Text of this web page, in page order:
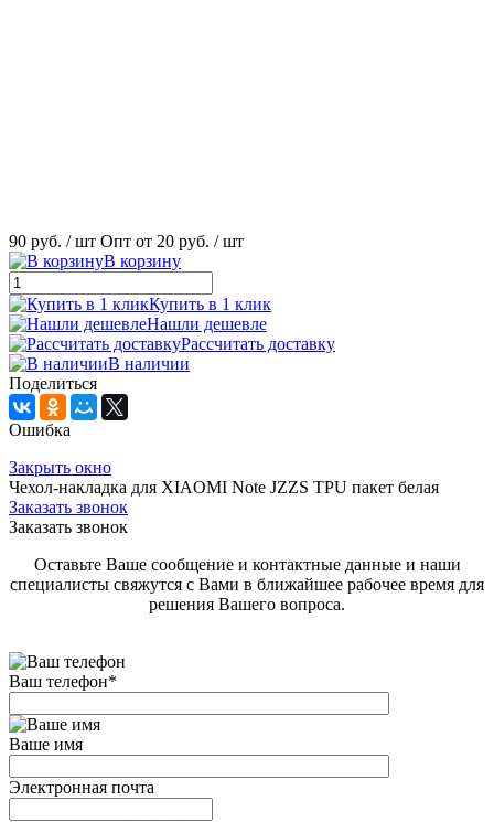
90 руб. / шт Опт от 20 руб. / шт
В корзину
Купить в 1 клик
Нашли дешевле
Рассчитать доставку
В наличии
Поделиться
Ошибка
Закрыть окно
Чехол-накладка для XIAOMI Note JZZS TPU пакет белая
Заказать звонок
Заказать звонок
Оставьте Ваше сообщение и контактные данные и наши
специалисты свяжутся с Вами в ближайшее рабочее время для
решения Вашего вопроса.
Ваш телефон*
Ваше имя
Электронная почта